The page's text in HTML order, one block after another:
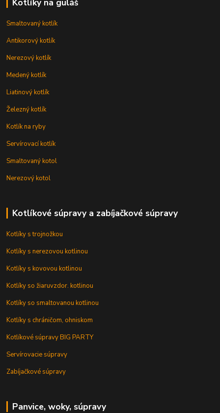
Kotlíky na guláš
Smaltovaný kotlík
Antikorový kotlík
Nerezový kotlík
Medený kotlík
Liatinový kotlík
Železný kotlík
Kotlík na ryby
Servírovací kotlík
Smaltovaný kotol
Nerezový kotol
Kotlíkové súpravy a zabíjačkové súpravy
Kotlíky s trojnožkou
Kotlíky s nerezovou kotlinou
Kotlíky s kovovou kotlinou
Kotlíky so žiaruvzdor. kotlinou
Kotlíky so smaltovanou kotlinou
Kotlíky s chráničom, ohniskom
Kotlíkové súpravy BIG PARTY
Servírovacie súpravy
Zabíjačkové súpravy
Panvice, woky, súpravy